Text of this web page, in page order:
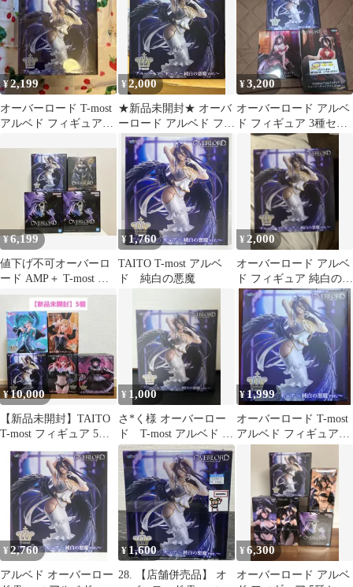
¥2,199
オーバーロード T-most
アルベド フィギュア～
¥2,000
★新品未開封★ オーバ
ーロード アルベド フィ
ギュア 純白の悪魔
ver.
¥3,200
オーバーロード アルベ
ド フィギュア 3種セッ
¥6,199
値下げ不可オーバーロ
ード AMP＋ T-most ア
ルベド フィギュア2点
セット
¥ 1,760
TAITO T-most アルベ
ド 純白の悪魔
¥ 2,000
オーバーロード アルベ
ド フィギュア 純白の悪
魔 ver.
¥10,000
【新品未開封】TAITO
T-most フィギュア 5個
セット
¥ 1,000
さ*く様 オーバーロー
ド T-most アルベド フ
ィギュア～純白の悪魔
ver.
¥1,999
オーバーロード T-most
アルベド フィギュア～
¥ 2,760
アルベド オーバーロー
¥1,600
28. 【店舗併売品】 オ
¥6,300
オーバーロード アルベ